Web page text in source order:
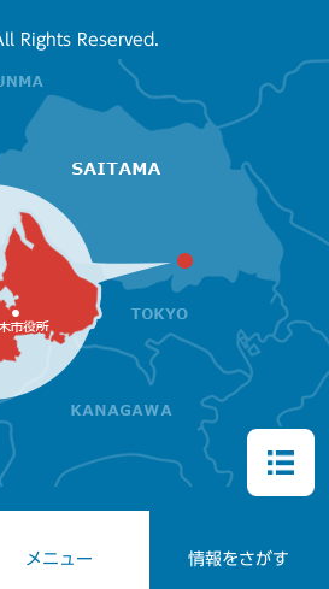
メニュー 情報をさがす
Rights Reserved.